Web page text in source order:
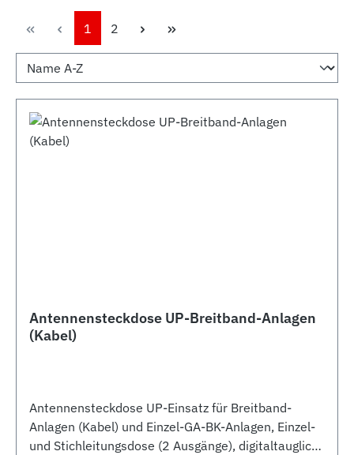
Seite
1 Seite
2
Antennensteckdose UP-Breitband-Anlagen
(Kabel)
Antennensteckdose UP-Einsatz für Breitband-
Anlagen (Kabel) und Einzel-GA-BK-Anlagen, Einzel-
und Stichleitungsdose (2 Ausgänge), digitaltauglich,